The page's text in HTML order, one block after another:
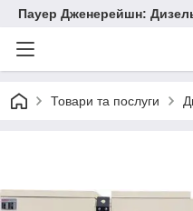
Пауер Дженерейшн:
Товари та послуги